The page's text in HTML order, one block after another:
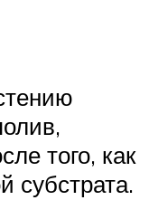
того, как
субстрата.